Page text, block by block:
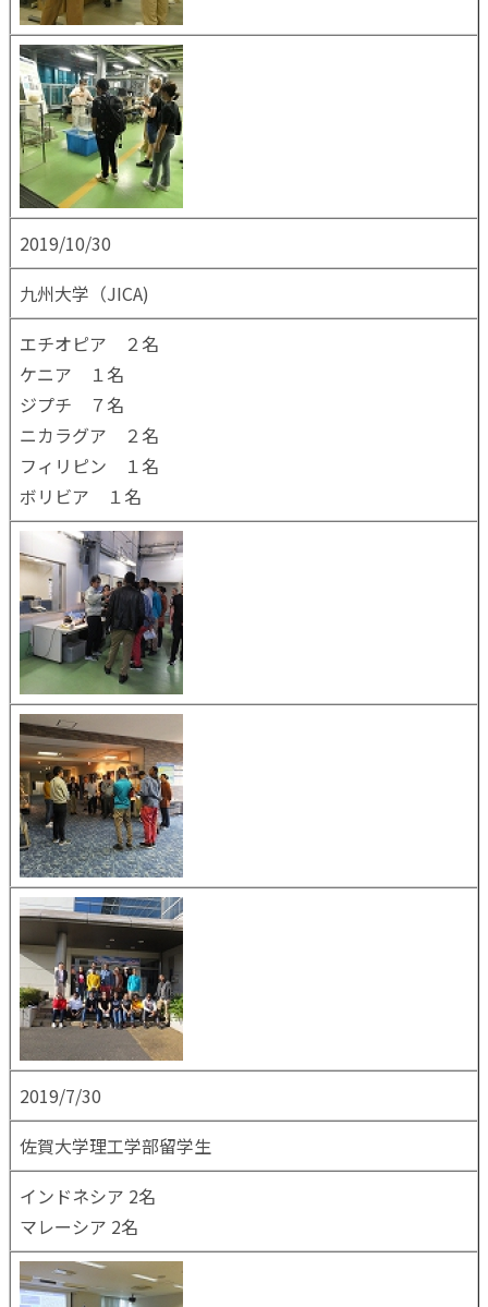
2019/10/30
九州大学（JICA)
エチオピア ２名
ケニア １名
ジプチ ７名
ニカラグア ２名
フィリピン １名
ボリビア １名
2019/7/30
佐賀大学理工学部留学生
インドネシア 2名
マレーシア 2名